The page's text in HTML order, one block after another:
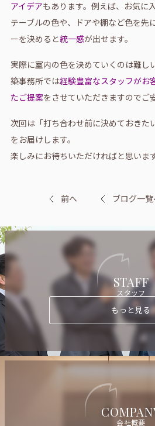
アイデアもあります。例えば、お気に
テーブルの色や、ドアや棚など色を先
ーを決めると統一感が出せます。
実際に室内の色を決めていくのは難し
築事務所では経験豊富なスタッフがお
たご提案をさせていただきますのでご
次回は「打ち合わせ前に決めておきた
をお届けします。
楽しみにお待ちいただければと思います
前へ ブログ一覧
STAFF
スタッフ
もっと見る
会社概要